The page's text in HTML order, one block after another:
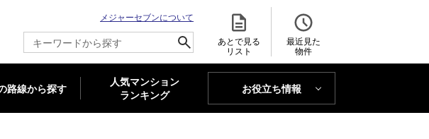
メジャーセブンについて
あとで見る
リスト
最近見た
物件
路線から探す
人気マンション
ランキング
お役立ち情報
MAJOR'S BLOG